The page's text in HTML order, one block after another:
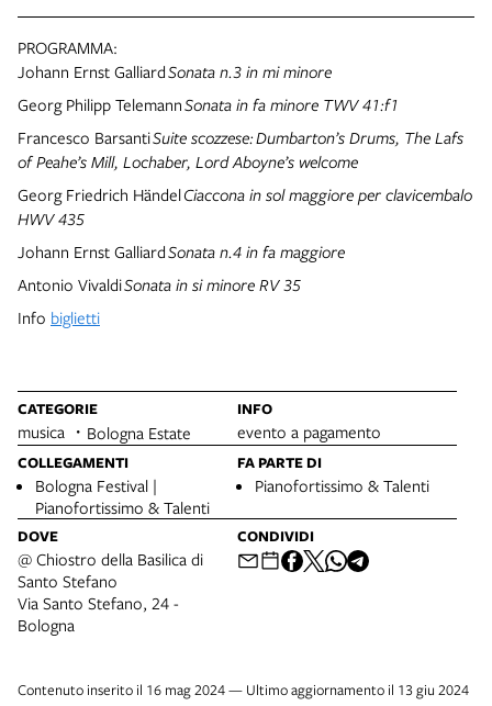
PROGRAMMA:
Johann Ernst GalliardSonata n.3 in mi minore
Georg Philipp TelemannSonata in fa minore TWV 41:f1
Francesco BarsantiSuite scozzese:Dumbarton’s Drums, The Lafs
of Peahe’s Mill, Lochaber, Lord Aboyne’s welcome
Georg Friedrich HändelCiaccona in sol maggiore per clavicembalo
HWV 435
Johann Ernst GalliardSonata n.4 in fa maggiore
Antonio VivaldiSonata in si minore RV 35
Info biglietti
CATEGORIE
musica Bologna Estate
INFO
evento a pagamento
COLLEGAMENTI
Bologna Festival |
Pianofortissimo & Talenti
FA PARTE DI
Pianofortissimo & Talenti
DOVE
@ Chiostro della Basilica di
Santo Stefano
Via Santo Stefano, 24 -
Bologna
CONDIVIDI
Contenuto inserito il 16 mag 2024 — Ultimo aggiornamento il 13 giu 2024